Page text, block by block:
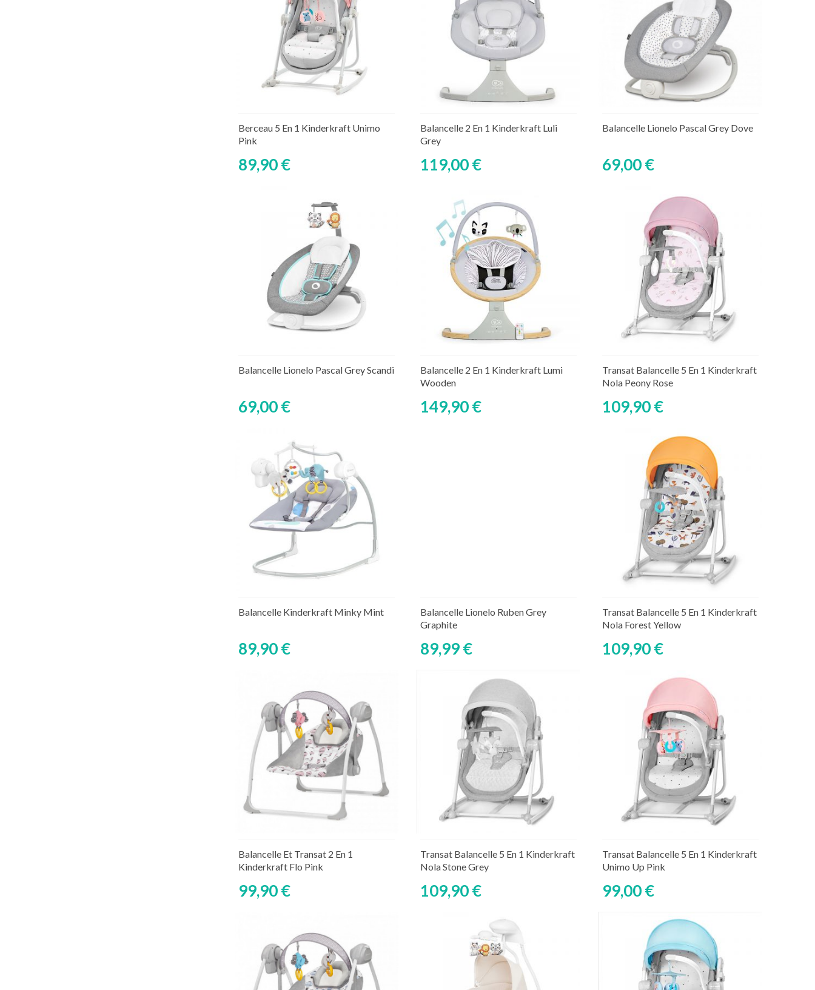
Berceau 5 En 1 Kinderkraft Unimo
Pink
89,90 €
Balancelle 2 En 1 Kinderkraft Luli
Grey
119,00 €
Balancelle Lionelo Pascal Grey Dove
69,00 €
Balancelle Lionelo Pascal Grey Scandi
69,00 €
Balancelle 2 En 1 Kinderkraft Lumi
Wooden
149,90 €
Transat Balancelle 5 En 1 Kinderkraft
Nola Peony Rose
109,90 €
Balancelle Kinderkraft Minky Mint
89,90 €
Balancelle Lionelo Ruben Grey
Graphite
89,99 €
Transat Balancelle 5 En 1 Kinderkraft
Nola Forest Yellow
109,90 €
Balancelle Et Transat 2 En 1
Kinderkraft Flo Pink
99,90 €
Transat Balancelle 5 En 1 Kinderkraft
Nola Stone Grey
109,90 €
Transat Balancelle 5 En 1 Kinderkraft
Unimo Up Pink
99,00 €